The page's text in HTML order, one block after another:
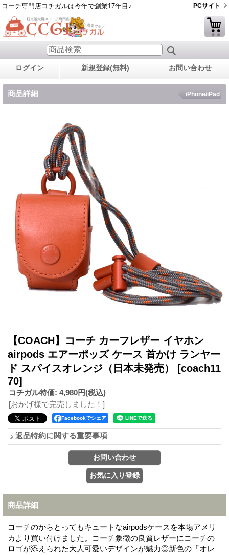
コーチ専門店コチガルは今年で創業17年目♪ PCサイト
ログイン 新規登録(無料) お問い合わせ
商品詳細 iPhone/iPad
【COACH】コーチ カーフレザー イヤホン
airpods エアーポッズ ケース 首かけ ランヤー
ド スパイスオレンジ（日本未発売） [coach11
70]
コチガル特価: 4,980円(税込)
[おかげ様で完売しました！]
Facebookでシェア
返品特約に関する重要事項
商品詳細
コーチのからとってもキュートなairpodsケースを本場アメリ
カより買い付けました。コーチ象徴の良質レザーにコーチの
ロゴが添えられた大人可愛いデザインが魅力◎新色の「オレ